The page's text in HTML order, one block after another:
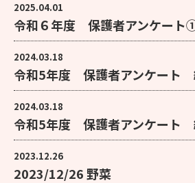
2025.04.01
令和６年度 保護者アンケート
2024.03.18
令和5年度 保護者アンケー
2024.03.18
令和5年度 保護者アンケー
2023.12.26
2023/12/26 野菜